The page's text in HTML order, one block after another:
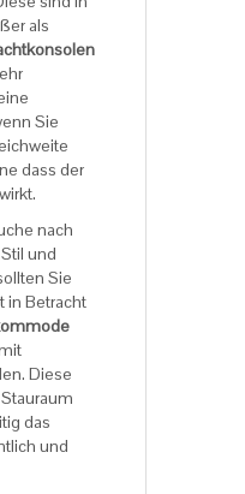
als
Sie
dass der
nach
und
Sie
in Betracht
Diese
das
und